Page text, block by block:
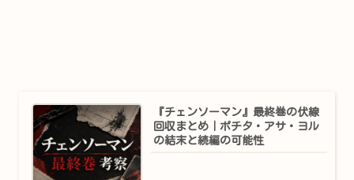
『チェンソーマン』最終巻の伏線
回収まとめ｜ポチタ・アサ・ヨル
の結末と続編の可能性